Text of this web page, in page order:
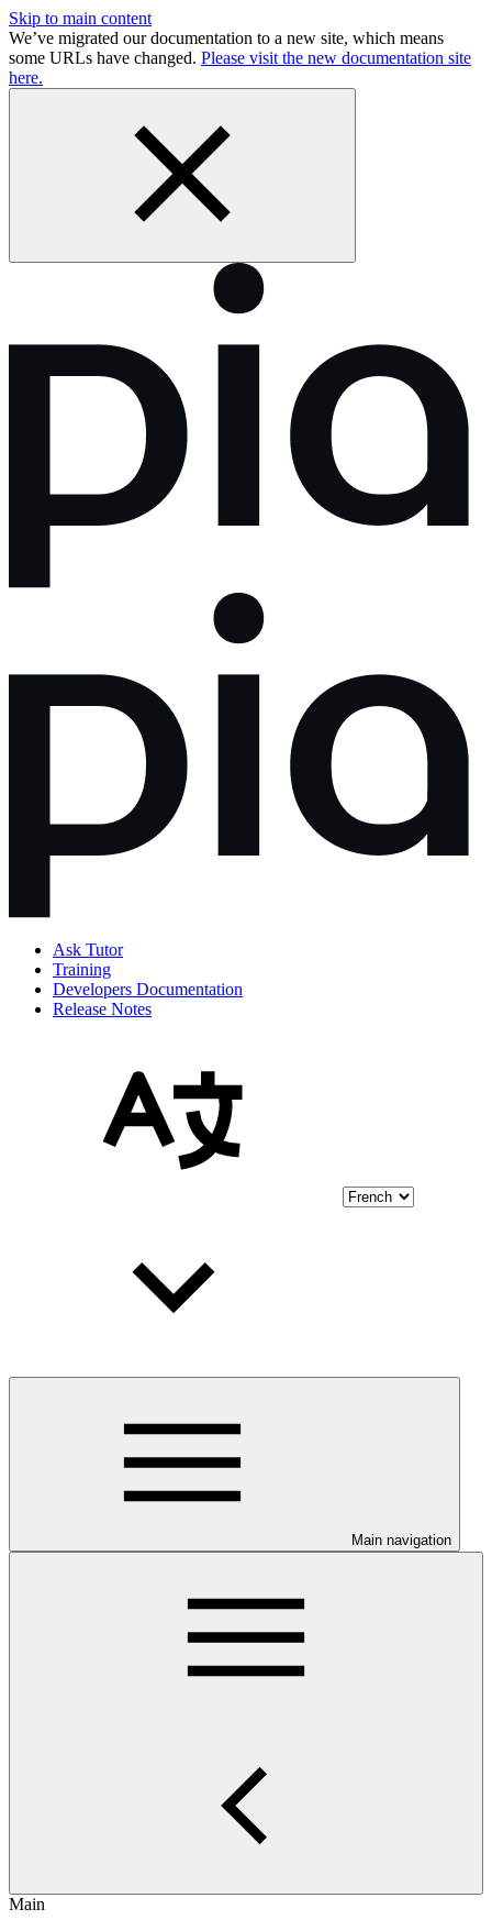
Skip to main content
We’ve migrated our documentation to a new site, which means
some URLs have changed. Please visit the new documentation site
here.
Ask Tutor
Training
Developers Documentation
Release Notes
Main navigation
Main